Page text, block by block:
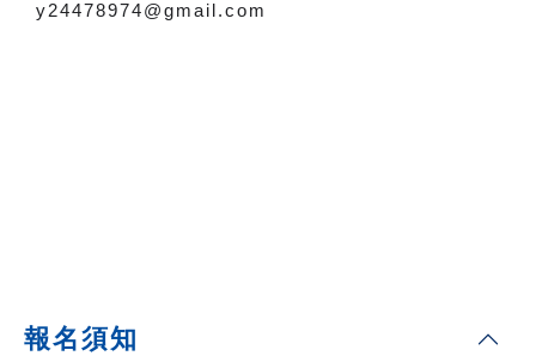
y24478974@gmail.com
報名須知